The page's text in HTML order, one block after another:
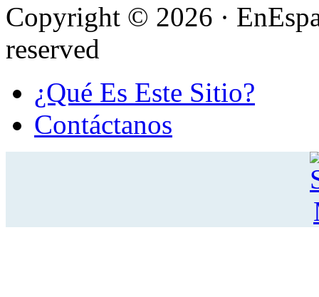
Copyright © 2026 ·
reserved
¿Qué Es Este Sitio?
Contáctanos